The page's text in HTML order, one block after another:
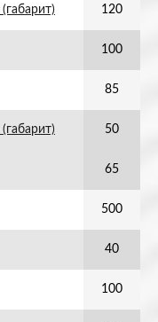
120
100
85
50
65
500
40
100